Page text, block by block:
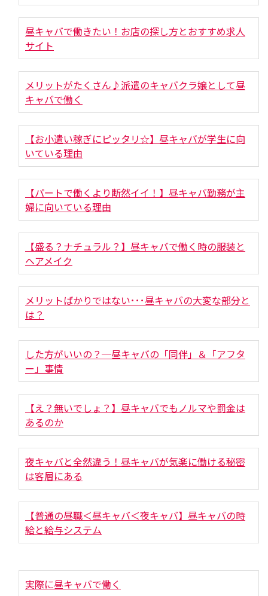
昼キャバで働きたい！お店の探し方とおすすめ求人
サイト
メリットがたくさん♪派遣のキャバクラ嬢として昼
キャバで働く
【お小遣い稼ぎにピッタリ☆】昼キャバが学生に向
いている理由
【パートで働くより断然イイ！】昼キャバ勤務が主
婦に向いている理由
【盛る？ナチュラル？】昼キャバで働く時の服装と
ヘアメイク
メリットばかりではない･･･昼キャバの大変な部分と
は？
した方がいいの？─昼キャバの「同伴」＆「アフタ
ー」事情
【え？無いでしょ？】昼キャバでもノルマや罰金は
あるのか
夜キャバと全然違う！昼キャバが気楽に働ける秘密
は客層にある
【普通の昼職＜昼キャバ＜夜キャバ】昼キャバの時
給と給与システム
実際に昼キャバで働く